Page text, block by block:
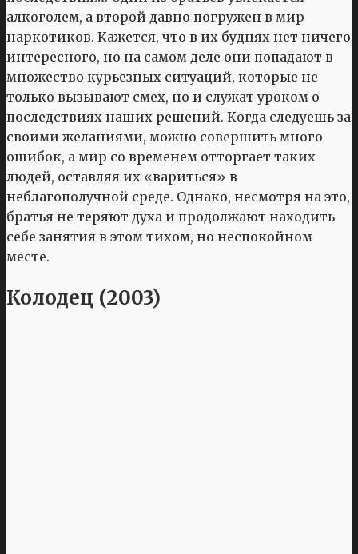
алкоголем, а второй давно погружен в мир
наркотиков. Кажется, что в их буднях нет ничего
интересного, но на самом деле они попадают в
множество курьезных ситуаций, которые не
только вызывают смех, но и служат уроком о
последствиях наших решений. Когда следуешь за
своими желаниями, можно совершить много
ошибок, а мир со временем отторгает таких
людей, оставляя их «вариться» в
неблагополучной среде. Однако, несмотря на это,
братья не теряют духа и продолжают находить
себе занятия в этом тихом, но неспокойном
месте.
Колодец (2003)